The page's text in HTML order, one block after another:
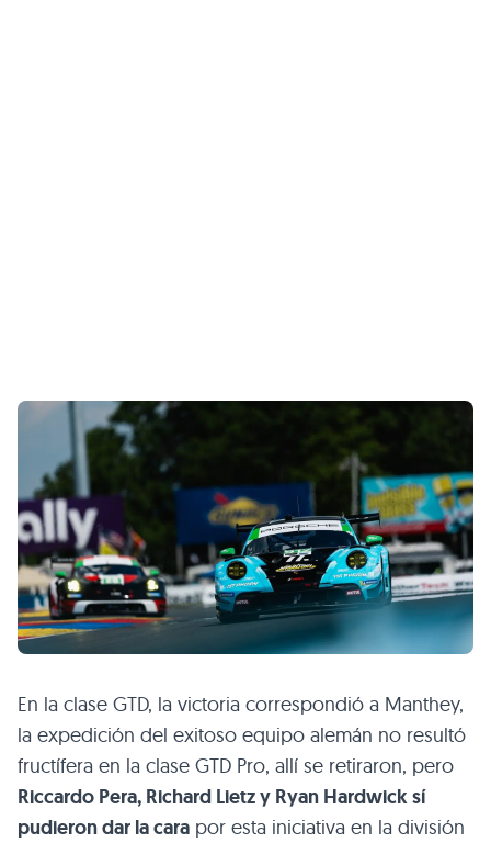
En la clase GTD, la victoria correspondió a Manthey,
la expedición del exitoso equipo alemán no resultó
fructífera en la clase GTD Pro, allí se retiraron, pero
Riccardo Pera, Richard Lietz y Ryan Hardwick sí
pudieron dar la cara por esta iniciativa en la división